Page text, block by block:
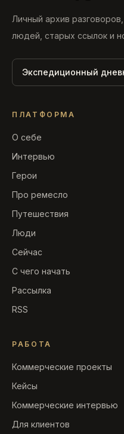
Личный архив
людей, старых ссылок и
Экспедиционный
ПЛАТФОРМА
О себе
Интервью
Герои
Про ремесло
Путешествия
Люди
Сейчас
С чего начать
Рассылка
RSS
РАБОТА
Коммерческие проекты
Кейсы
Коммерческие интервью
Для клиентов